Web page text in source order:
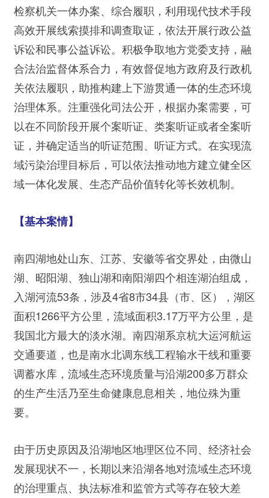
检察机关一体办案、综合履职，利用现代技术手段
高效开展线索摸排和调查取证，依法开展行政公益
诉讼和民事公益诉讼。积极争取地方党委支持，融
合法治监督体系合力，有效督促地方政府及行政机
关依法履职，助推构建上下游贯通一体的生态环境
治理体系。注重强化司法公开，根据办案需要，可
以在不同阶段开展个案听证、类案听证或者全案听
证，并确定适当的听证范围、听证方式。在实现流
域污染治理目标后，可以依法推动地方建立健全区
域一体化发展、生态产品价值转化等长效机制。
【基本案情】
南四湖地处山东、江苏、安徽等省交界处，由微山
湖、昭阳湖、独山湖和南阳湖四个相连湖泊组成，
入湖河流53条，涉及4省8市34县（市、区），湖区
面积1266平方公里，流域面积3.17万平方公里，是
我国北方最大的淡水湖。南四湖系京杭大运河航运
交通要道，也是南水北调东线工程输水干线和重要
调蓄水库，流域生态环境质量与沿湖200多万群众
的生产生活乃至生命健康息息相关，地位殊为重
要。
由于历史原因及沿湖地区地理区位不同、经济社会
发展现状不一，长期以来沿湖各地对流域生态环境
的治理重点、执法标准和监管方式等存在较大差